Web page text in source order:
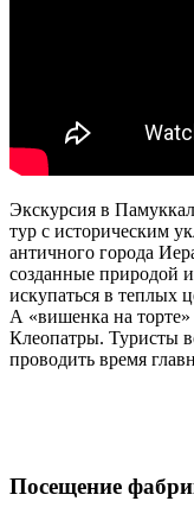
Экскурсия в
тур с историческим
античного города
созданные природой
искупаться в теплых
А «вишенка на торте»
Клеопатры. Туристы
проводить время
Посещение